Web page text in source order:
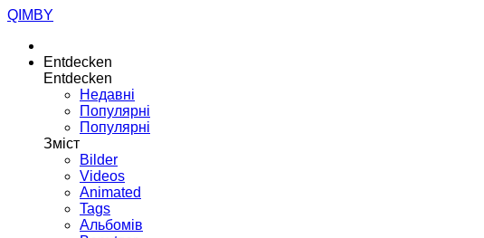
QIMBY
Entdecken
Entdecken
Недавні
Популярні
Популярні
Зміст
Bilder
Videos
Animated
Tags
Альбомів